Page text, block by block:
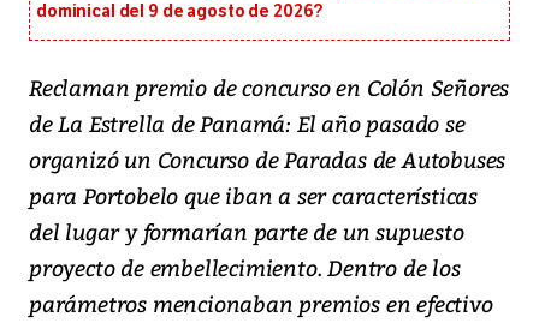
dominical del 9 de agosto de 2026?
Reclaman premio de concurso en Colón Señores
de La Estrella de Panamá: El año pasado se
organizó un Concurso de Paradas de Autobuses
para Portobelo que iban a ser características
del lugar y formarían parte de un supuesto
proyecto de embellecimiento. Dentro de los
parámetros mencionaban premios en efectivo